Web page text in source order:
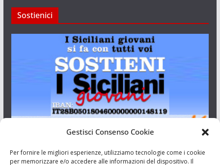
Gestisci Consenso Cookie
Per fornire le migliori esperienze, utilizziamo tecnologie come i cookie
per memorizzare e/o accedere alle informazioni del dispositivo. Il
Sostienici